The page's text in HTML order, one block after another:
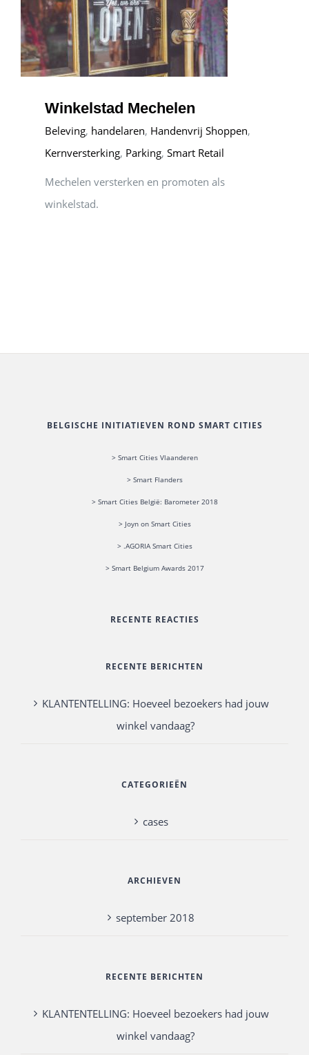
Winkelstad Mechelen
Beleving, handelaren, Handenvrij Shoppen,
Kernversterking, Parking, Smart Retail
Mechelen versterken en promoten als
winkelstad.
BELGISCHE INITIATIEVEN ROND SMART CITIES
> Smart Cities Vlaanderen
> Smart Flanders
> Smart Cities België: Barometer 2018
> Joyn on Smart Cities
> .AGORIA Smart Cities
> Smart Belgium Awards 2017
RECENTE REACTIES
RECENTE BERICHTEN
KLANTENTELLING: Hoeveel bezoekers had jouw
winkel vandaag?
CATEGORIEËN
cases
ARCHIEVEN
september 2018
RECENTE BERICHTEN
KLANTENTELLING: Hoeveel bezoekers had jouw
winkel vandaag?